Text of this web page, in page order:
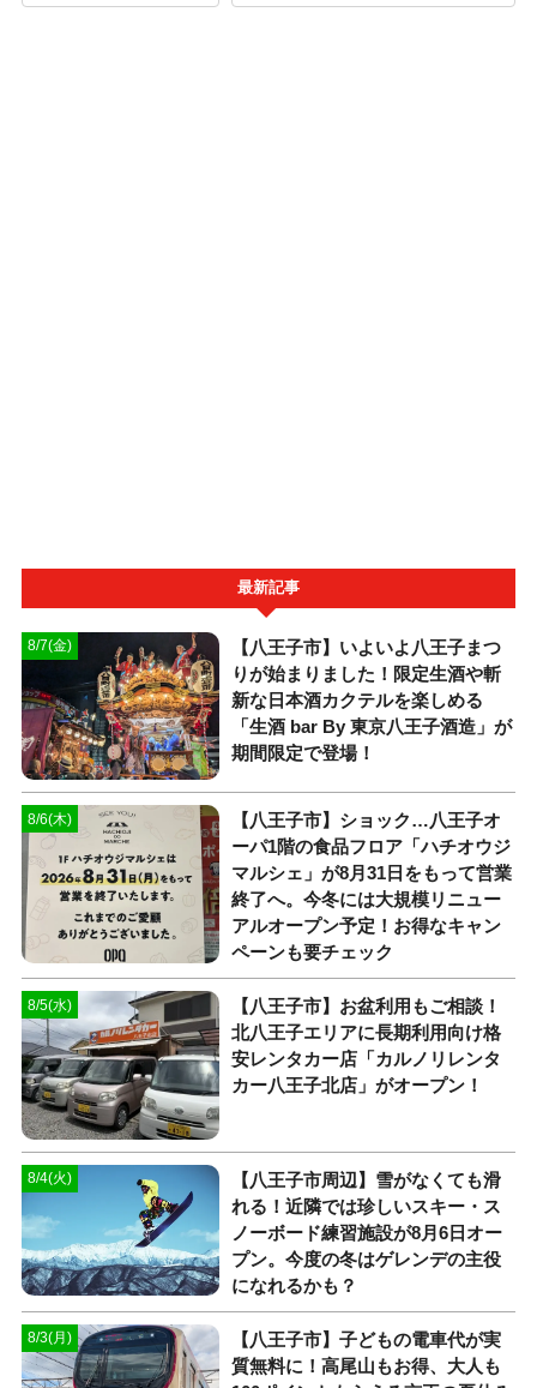
最新記事
8/7(金)
【八王子市】いよいよ八王子まつ
りが始まりました！限定生酒や斬
新な日本酒カクテルを楽しめる
「生酒 bar By 東京八王子酒造」が
期間限定で登場！
8/6(木)
【八王子市】ショック…八王子オ
ーパ1階の食品フロア「ハチオウジ
マルシェ」が8月31日をもって営業
終了へ。今冬には大規模リニュー
アルオープン予定！お得なキャン
ペーンも要チェック
8/5(水)
【八王子市】お盆利用もご相談！
北八王子エリアに長期利用向け格
安レンタカー店「カルノリレンタ
カー八王子北店」がオープン！
8/4(火)
【八王子市周辺】雪がなくても滑
れる！近隣では珍しいスキー・ス
ノーボード練習施設が8月6日オー
プン。今度の冬はゲレンデの主役
になれるかも？
8/3(月)
【八王子市】子どもの電車代が実
質無料に！高尾山もお得、大人も